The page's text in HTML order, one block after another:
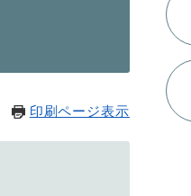
印刷ページ表示